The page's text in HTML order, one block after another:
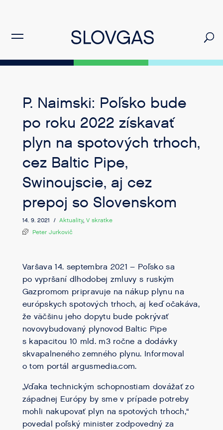
P. Naimski: Poľsko bude
po roku 2022 získavať
plyn na spotových trhoch,
cez Baltic Pipe,
Swinoujscie, aj cez
prepoj so Slovenskom
14. 9. 2021 / Aktuality, V skratke
Peter Jurkovič
Varšava 14. septembra 2021 – Poľsko sa
po vypršaní dlhodobej zmluvy s ruským
Gazpromom pripravuje na nákup plynu na
európskych spotových trhoch, aj keď očakáva,
že väčšinu jeho dopytu bude pokrývať
novovybudovaný plynovod Baltic Pipe
s kapacitou 10 mld. m3 ročne a dodávky
skvapalneného zemného plynu. Informoval
o tom portál argusmedia.com.
„Vďaka technickým schopnostiam dovážať zo
západnej Európy by sme v prípade potreby
mohli nakupovať plyn na spotových trhoch,“
povedal poľský minister zodpovedný za